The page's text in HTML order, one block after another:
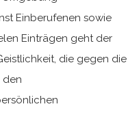
Einberufenen sowie
Einträgen geht der
die gegen die
den